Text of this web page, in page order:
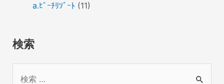
a.ﾋﾞｰﾁﾘｿﾞｰﾄ (11)
検索